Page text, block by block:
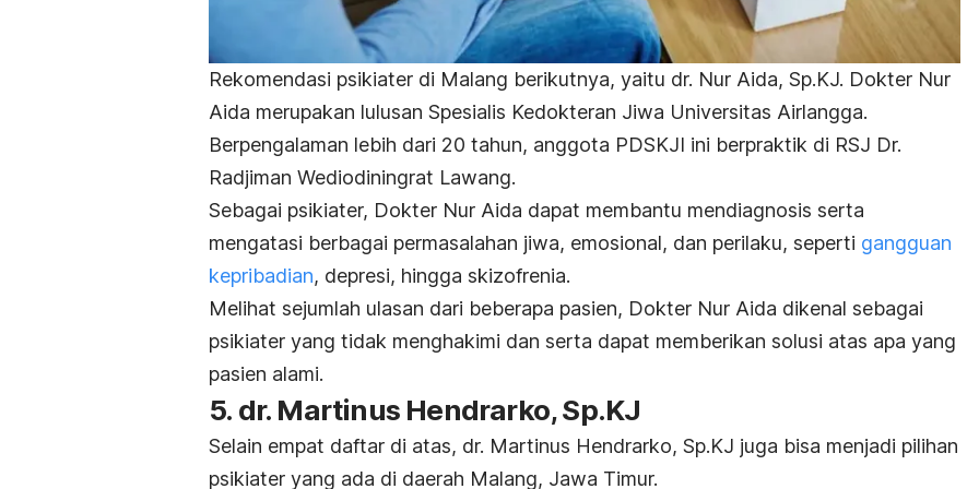
Rekomendasi psikiater di Malang berikutnya, yaitu dr. Nur Aida, Sp.KJ. Dokter Nur
Aida merupakan lulusan Spesialis Kedokteran Jiwa Universitas Airlangga.
Berpengalaman lebih dari 20 tahun, anggota PDSKJI ini berpraktik di RSJ Dr.
Radjiman Wediodiningrat Lawang.
Sebagai psikiater, Dokter Nur Aida dapat membantu mendiagnosis serta
mengatasi berbagai permasalahan jiwa, emosional, dan perilaku, seperti gangguan
kepribadian, depresi, hingga skizofrenia.
Melihat sejumlah ulasan dari beberapa pasien, Dokter Nur Aida dikenal sebagai
psikiater yang tidak menghakimi dan serta dapat memberikan solusi atas apa yang
pasien alami.
5. dr. Martinus Hendrarko, Sp.KJ
Selain empat daftar di atas, dr. Martinus Hendrarko, Sp.KJ juga bisa menjadi pilihan
psikiater yang ada di daerah Malang, Jawa Timur.